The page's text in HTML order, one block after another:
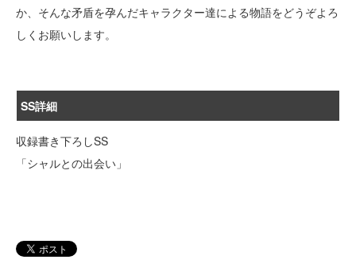
か、そんな矛盾を孕んだキャラクター達による物語をどうぞよろ
しくお願いします。
SS詳細
収録書き下ろしSS
「シャルとの出会い」